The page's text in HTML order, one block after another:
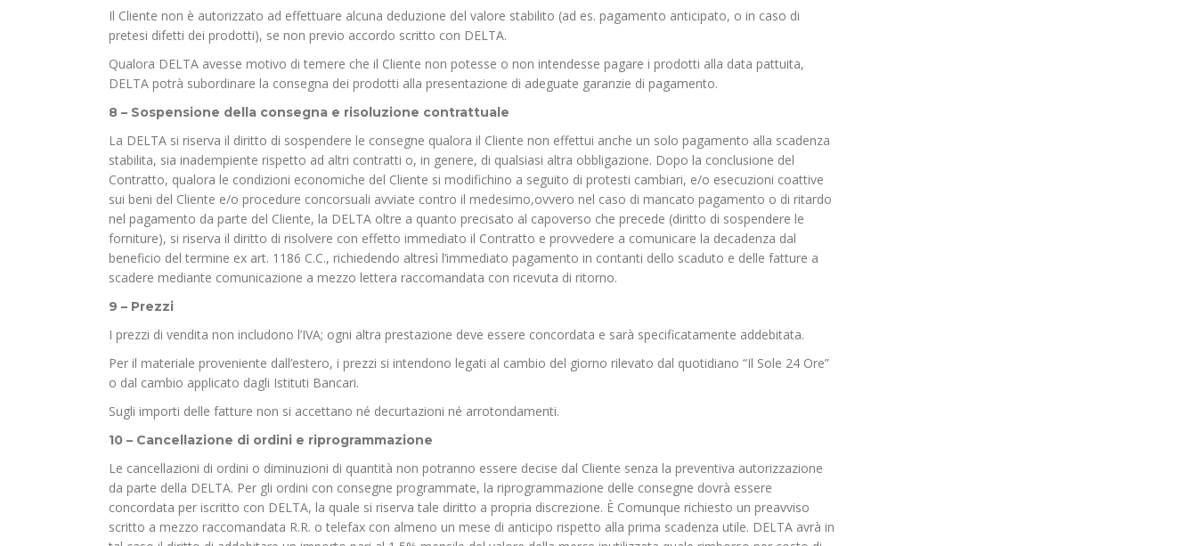
Il Cliente non è autorizzato ad effettuare alcuna deduzione del valore stabilito (ad es. pagamento anticipato, o in caso di
pretesi difetti dei prodotti), se non previo accordo scritto con DELTA.
Qualora DELTA avesse motivo di temere che il Cliente non potesse o non intendesse pagare i prodotti alla data pattuita,
DELTA potrà subordinare la consegna dei prodotti alla presentazione di adeguate garanzie di pagamento.
8 – Sospensione della consegna e risoluzione contrattuale
La DELTA si riserva il diritto di sospendere le consegne qualora il Cliente non effettui anche un solo pagamento alla scadenza
stabilita, sia inadempiente rispetto ad altri contratti o, in genere, di qualsiasi altra obbligazione. Dopo la conclusione del
Contratto, qualora le condizioni economiche del Cliente si modifichino a seguito di protesti cambiari, e/o esecuzioni coattive
sui beni del Cliente e/o procedure concorsuali avviate contro il medesimo,ovvero nel caso di mancato pagamento o di ritardo
nel pagamento da parte del Cliente, la DELTA oltre a quanto precisato al capoverso che precede (diritto di sospendere le
forniture), si riserva il diritto di risolvere con effetto immediato il Contratto e provvedere a comunicare la decadenza dal
beneficio del termine ex art. 1186 C.C., richiedendo altresì l’immediato pagamento in contanti dello scaduto e delle fatture a
scadere mediante comunicazione a mezzo lettera raccomandata con ricevuta di ritorno.
9 – Prezzi
I prezzi di vendita non includono l’IVA; ogni altra prestazione deve essere concordata e sarà specificatamente addebitata.
Per il materiale proveniente dall’estero, i prezzi si intendono legati al cambio del giorno rilevato dal quotidiano “Il Sole 24 Ore”
o dal cambio applicato dagli Istituti Bancari.
Sugli importi delle fatture non si accettano né decurtazioni né arrotondamenti.
10 – Cancellazione di ordini e riprogrammazione
Le cancellazioni di ordini o diminuzioni di quantità non potranno essere decise dal Cliente senza la preventiva autorizzazione
da parte della DELTA. Per gli ordini con consegne programmate, la riprogrammazione delle consegne dovrà essere
concordata per iscritto con DELTA, la quale si riserva tale diritto a propria discrezione. È Comunque richiesto un preavviso
scritto a mezzo raccomandata R.R. o telefax con almeno un mese di anticipo rispetto alla prima scadenza utile. DELTA avrà in